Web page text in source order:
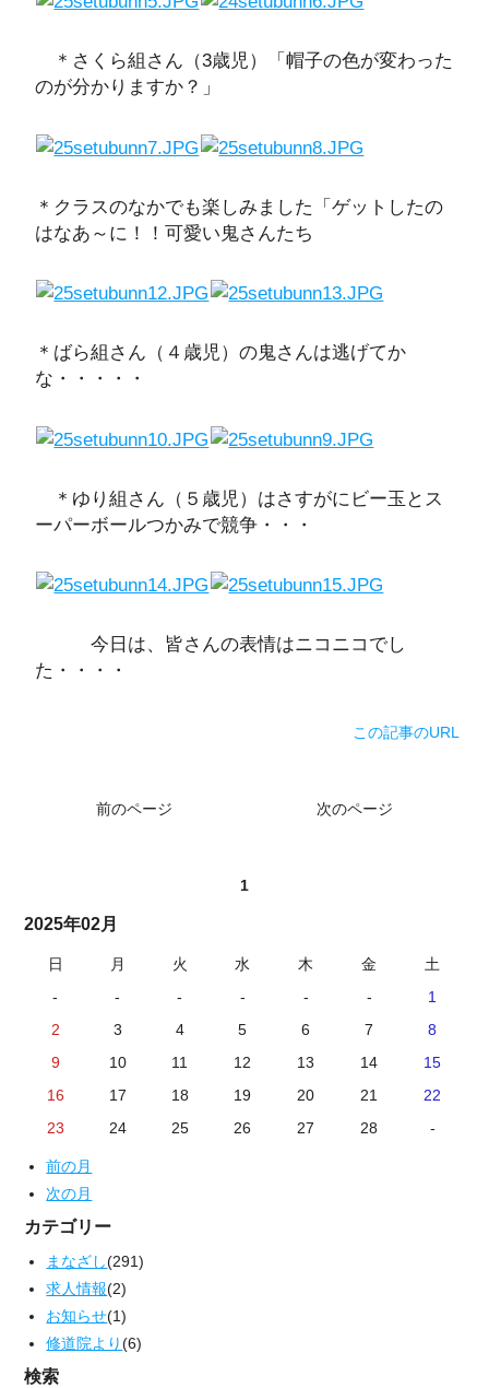
＊さくら組さん（3歳児）「帽子の色が変わった
のが分かりますか？」
＊クラスのなかでも楽しみました「ゲットしたの
はなあ～に！！可愛い鬼さんたち
＊ばら組さん（４歳児）の鬼さんは逃げてか
な・・・・・
＊ゆり組さん（５歳児）はさすがにビー玉とス
ーパーボールつかみで競争・・・
今日は、皆さんの表情はニコニコでし
た・・・・
この記事のURL
前のページ 次のページ
1
2025年02月
日 月 火 水 木 金
土
-
- - - - -
1
2
3 4 5 6 7
8
9
10 11 12 13 14
15
16
17 18 19 20 21
22
23
24 25 26 27 28 -
前の月
次の月
カテゴリー
まなざし(291)
求人情報(2)
お知らせ(1)
修道院より(6)
検索